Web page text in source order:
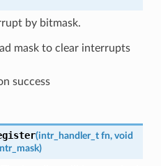
by bitmask.
mask to clear interrupts
success
(intr_handler_t fn, void
)